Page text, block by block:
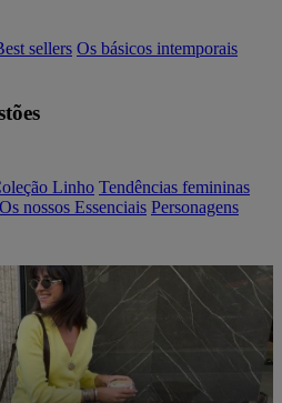
sellers Os básicos intemporais
Linho Tendências femininas
Os nossos Essenciais Personagens